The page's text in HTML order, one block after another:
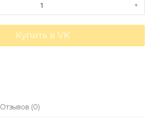
+
Купить в VK
Отзывов (0)